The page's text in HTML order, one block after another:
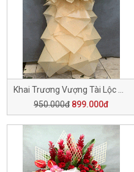
Khai Trương Vượng Tài Lộc H141
950.000đ 899.000đ